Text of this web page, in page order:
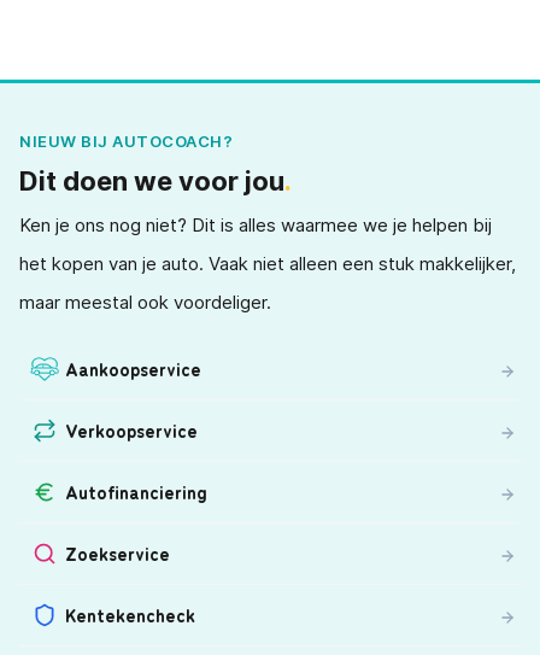
NIEUW BIJ AUTOCOACH?
Dit doen we voor jou.
Ken je ons nog niet? Dit is alles waarmee we je helpen bij
het kopen van je auto. Vaak niet alleen een stuk makkelijker,
maar meestal ook voordeliger.
Aankoopservice
Verkoopservice
Autofinanciering
Zoekservice
Kentekencheck